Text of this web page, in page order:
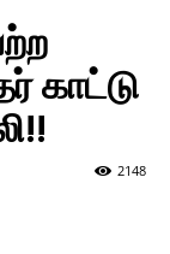
காட்டு
2148